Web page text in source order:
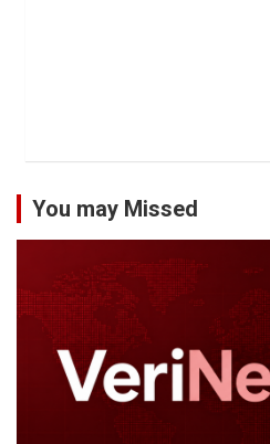
You may Missed